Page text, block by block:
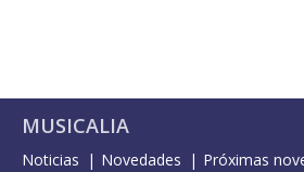
MUSICALIA
Noticias Novedades
Próximas